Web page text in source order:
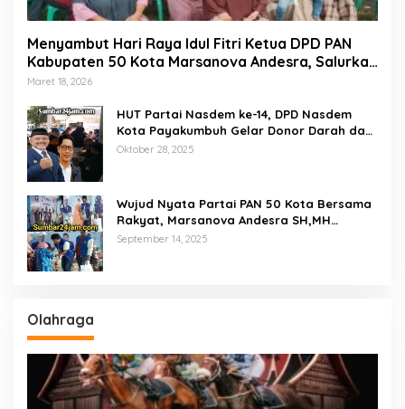
Menyambut Hari Raya Idul Fitri Ketua DPD PAN
Kabupaten 50 Kota Marsanova Andesra, Salurkan
Empat Ton Bantuan Beras Untuk Masyarakat
Maret 18, 2026
HUT Partai Nasdem ke-14, DPD Nasdem
Kota Payakumbuh Gelar Donor Darah dan
Pemeriksaan Kesehatan Gratis
Oktober 28, 2025
Wujud Nyata Partai PAN 50 Kota Bersama
Rakyat, Marsanova Andesra SH,MH
Salurkan 600 Karung Beras Untuk
September 14, 2025
Olahraga